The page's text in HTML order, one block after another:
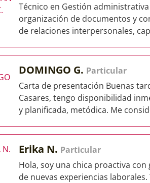
Técnico en Gestión
organización de documentos y
de relaciones interpersonales,
DOMINGO G. Particular
Carta de presentación Buenas
Casares, tengo disponibilidad
y planificada, metódica. Me
Erika N. Particular
Hola, soy una chica proactiva
de nuevas experiencias